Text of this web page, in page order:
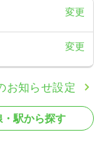
変更
変更
お知らせ設定
・駅から探す